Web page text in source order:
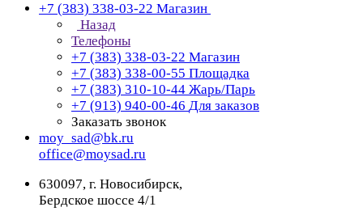
+7 (383) 338-03-22 Магазин
Назад
Телефоны
+7 (383) 338-03-22 Магазин
+7 (383) 338-00-55 Площадка
+7 (383) 310-10-44 Жарь/Парь
+7 (913) 940-00-46 Для заказов
Заказать звонок
moy_sad@bk.ru
office@moysad.ru
630097, г. Новосибирск,
Бердское шоссе 4/1